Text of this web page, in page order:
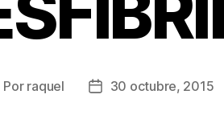
Por raquel
Fecha30 octubre, 2015